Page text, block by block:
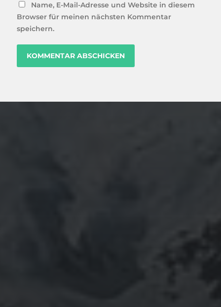
Name, E-Mail-Adresse und Website in diesem
Browser für meinen nächsten Kommentar
speichern.